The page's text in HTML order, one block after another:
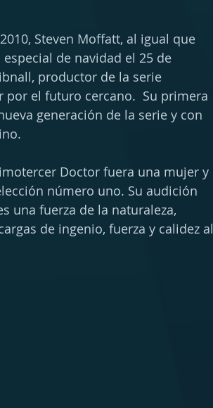
Steven Moffatt, al igual que
de navidad el 25 de
productor de la serie
el futuro cercano.  Su primera
generación de la serie y con
Doctor fuera una mujer y
número uno. Su audición
una fuerza de la naturaleza,
de ingenio, fuerza y ​​calidez al